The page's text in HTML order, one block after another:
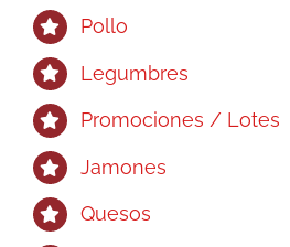
Pollo
Legumbres
Promociones / Lotes
Jamones
Quesos